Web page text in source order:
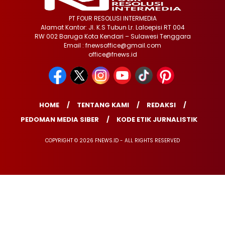
PT FOUR RESOLUSI INTERMEDIA
Alamat Kantor: Jl. K.S Tubun Lr. Laloepisi RT 004
RW 002 Baruga Kota Kendari – Sulawesi Tenggara
Email : fnewsoffice@gmail.com
office@fnews.id
HOME TENTANG KAMI
REDAKSI
PEDOMAN MEDIA SIBER
KODE ETIK JURNALISTIK
COPYRIGHT © 2026 FNEWS.ID - ALL RIGHTS RESERVED